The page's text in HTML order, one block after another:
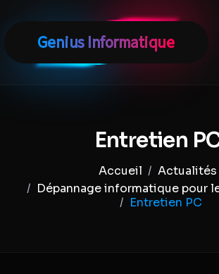
Entretien
Actualités
Dépannage informatique pour
Entretien PC